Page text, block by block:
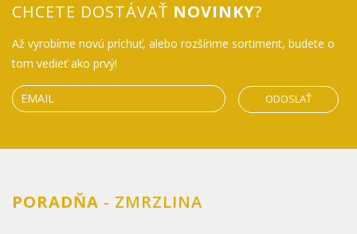
CHCETE DOSTÁVAŤ NOVINKY?
Až vyrobíme novú príchuť, alebo rozšírime sortiment, budete o
tom vedieť ako prvý!
ODOSLAŤ
PORADŇA - ZMRZLINA